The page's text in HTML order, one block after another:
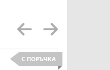
С ПОРЪЧКА